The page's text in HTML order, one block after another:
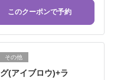
このクーポンで予約
その他
(アイブロウ)+ラ